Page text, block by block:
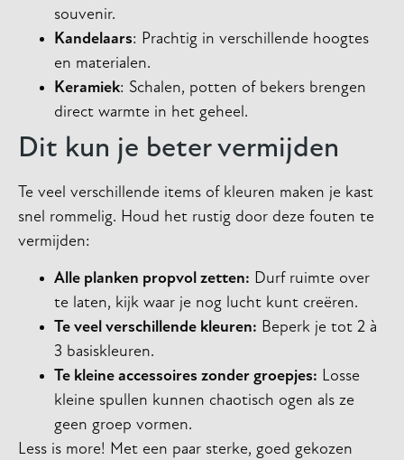
souvenir.
Kandelaars: Prachtig in verschillende hoogtes
en materialen.
Keramiek: Schalen, potten of bekers brengen
direct warmte in het geheel.
Dit kun je beter vermijden
Te veel verschillende items of kleuren maken je kast
snel rommelig. Houd het rustig door deze fouten te
vermijden:
Alle planken propvol zetten: Durf ruimte over
te laten, kijk waar je nog lucht kunt creëren.
Te veel verschillende kleuren: Beperk je tot 2 à
3 basiskleuren.
Te kleine accessoires zonder groepjes: Losse
kleine spullen kunnen chaotisch ogen als ze
geen groep vormen.
Less is more! Met een paar sterke, goed gekozen